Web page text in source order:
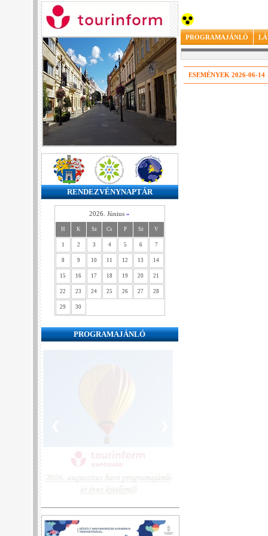
RENDEZVÉNYNAPTÁR
2026. Június »
H K Sz Cs P Sz V
1 2 3 4 5 6 7
8 9 10 11 12 13 14
15 16 17 18 19 20 21
22 23 24 25 26 27 28
29 30
PROGRAMAJÁNLÓ
PROGRAMAJÁNLÓ
ESEMÉNYEK 2026-06-14